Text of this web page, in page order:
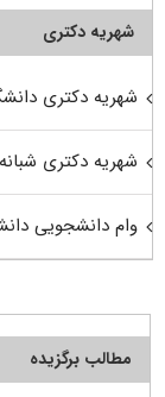
شهریه دکتری
شهریه دکتری
شهریه دکتری
وام دانشجویی
مطالب برگزیده